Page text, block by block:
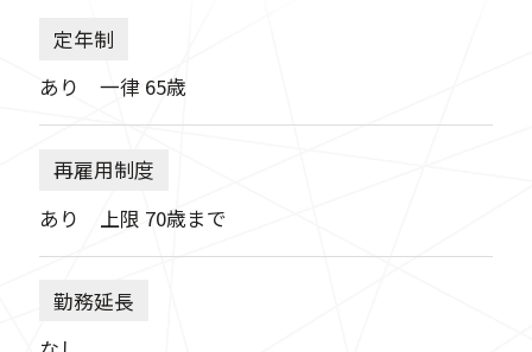
定年制
あり 一律 65歳
再雇用制度
あり 上限 70歳まで
勤務延長